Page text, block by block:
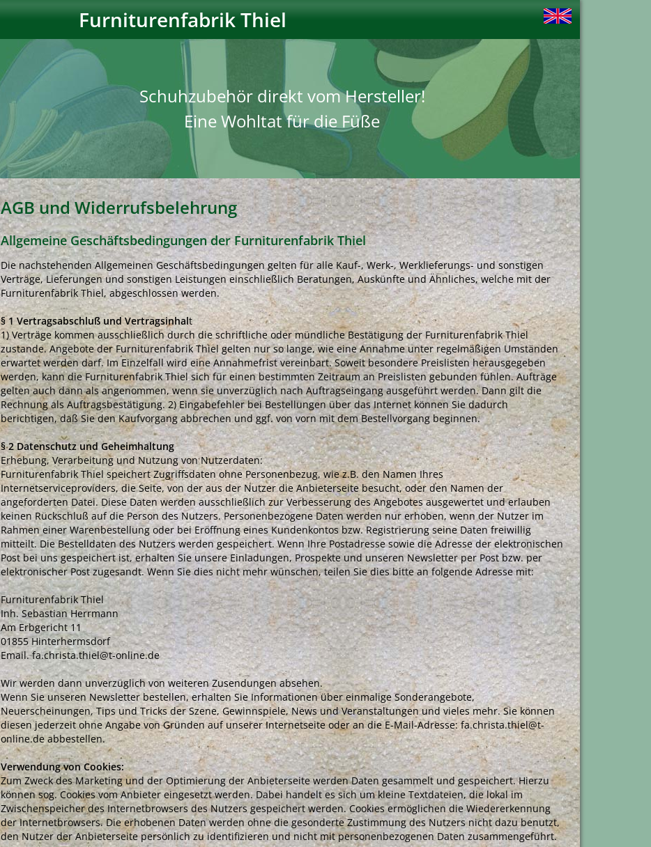
Furniturenfabrik Thiel
Schuhzubehör direkt vom Hersteller!
Eine Wohltat für die Füße
AGB und Widerrufsbelehrung
Allgemeine Geschäftsbedingungen der Furniturenfabrik Thiel
Die nachstehenden Allgemeinen Geschäftsbedingungen gelten für alle Kauf-, Werk-, Werklieferungs- und sonstigen
Verträge, Lieferungen und sonstigen Leistungen einschließlich Beratungen, Auskünfte und Ähnliches, welche mit der
Furniturenfabrik Thiel, abgeschlossen werden.
§ 1 Vertragsabschluß und Vertragsinhalt
1) Verträge kommen ausschließlich durch die schriftliche oder mündliche Bestätigung der Furniturenfabrik Thiel
zustande. Angebote der Furniturenfabrik Thiel gelten nur so lange, wie eine Annahme unter regelmäßigen Umständen
erwartet werden darf. Im Einzelfall wird eine Annahmefrist vereinbart. Soweit besondere Preislisten herausgegeben
werden, kann die Furniturenfabrik Thiel sich für einen bestimmten Zeitraum an Preislisten gebunden fühlen. Aufträge
gelten auch dann als angenommen, wenn sie unverzüglich nach Auftragseingang ausgeführt werden. Dann gilt die
Rechnung als Auftragsbestätigung. 2) Eingabefehler bei Bestellungen über das Internet können Sie dadurch
berichtigen, daß Sie den Kaufvorgang abbrechen und ggf. von vorn mit dem Bestellvorgang beginnen.
§ 2 Datenschutz und Geheimhaltung
Erhebung, Verarbeitung und Nutzung von Nutzerdaten:
Furniturenfabrik Thiel speichert Zugriffsdaten ohne Personenbezug, wie z.B. den Namen Ihres
Internetserviceproviders, die Seite, von der aus der Nutzer die Anbieterseite besucht, oder den Namen der
angeforderten Datei. Diese Daten werden ausschließlich zur Verbesserung des Angebotes ausgewertet und erlauben
keinen Rückschluß auf die Person des Nutzers. Personenbezogene Daten werden nur erhoben, wenn der Nutzer im
Rahmen einer Warenbestellung oder bei Eröffnung eines Kundenkontos bzw. Registrierung seine Daten freiwillig
mitteilt. Die Bestelldaten des Nutzers werden gespeichert. Wenn Ihre Postadresse sowie die Adresse der elektronischen
Post bei uns gespeichert ist, erhalten Sie unsere Einladungen, Prospekte und unseren Newsletter per Post bzw. per
elektronischer Post zugesandt. Wenn Sie dies nicht mehr wünschen, teilen Sie dies bitte an folgende Adresse mit:
Furniturenfabrik Thiel
Inh. Sebastian Herrmann
Am Erbgericht 11
01855 Hinterhermsdorf
Email. fa.christa.thiel@t-online.de
Wir werden dann unverzüglich von weiteren Zusendungen absehen.
Wenn Sie unseren Newsletter bestellen, erhalten Sie Informationen über einmalige Sonderangebote,
Neuerscheinungen, Tips und Tricks der Szene, Gewinnspiele, News und Veranstaltungen und vieles mehr. Sie können
diesen jederzeit ohne Angabe von Gründen auf unserer Internetseite oder an die E-Mail-Adresse: fa.christa.thiel@t-
online.de abbestellen.
Verwendung von Cookies:
Zum Zweck des Marketing und der Optimierung der Anbieterseite werden Daten gesammelt und gespeichert. Hierzu
können sog. Cookies vom Anbieter eingesetzt werden. Dabei handelt es sich um kleine Textdateien, die lokal im
Zwischenspeicher des Internetbrowsers des Nutzers gespeichert werden. Cookies ermöglichen die Wiedererkennung
der Internetbrowsers. Die erhobenen Daten werden ohne die gesonderte Zustimmung des Nutzers nicht dazu benutzt,
den Nutzer der Anbieterseite persönlich zu identifizieren und nicht mit personenbezogenen Daten zusammengeführt.